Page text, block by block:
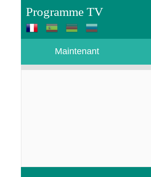
Programme TV
Maintenant